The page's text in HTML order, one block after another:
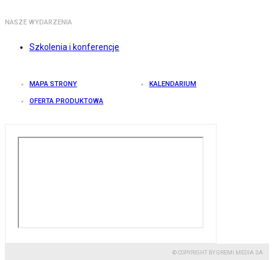
NASZE WYDARZENIA
Szkolenia i konferencje
MAPA STRONY KALENDARIUM
OFERTA PRODUKTOWA
© COPYRIGHT BY GREMI MEDIA SA